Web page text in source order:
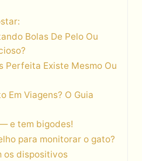
Bolas De Pelo Ou
Perfeita Existe Mesmo Ou
Em Viagens? O Guia
e tem bigodes!
para monitorar o gato?
os dispositivos